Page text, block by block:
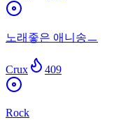
노래좋은 애니송ㅡ
Crux 409
Rock